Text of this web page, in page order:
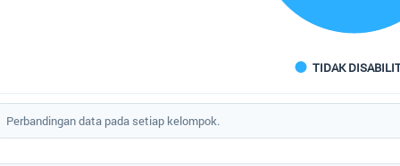
TIDAK
of interactive chart.
Perbandingan data pada setiap kelompok.